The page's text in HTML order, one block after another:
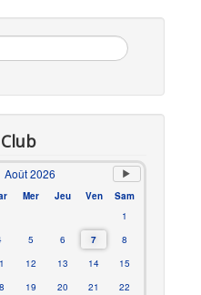
Août 2026
Mer Jeu Ven
Sam
1
5 6 7
8
12 13 14
15
19 20 21
22